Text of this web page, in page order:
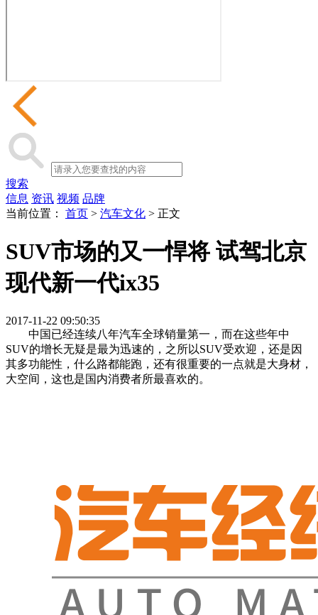
搜索
信息 资讯 视频 品牌
当前位置： 首页 > 汽车文化 > 正文
SUV市场的又一悍将 试驾北京
现代新一代ix35
2017-11-22 09:50:35
中国已经连续八年汽车全球销量第一，而在这些年中
SUV的增长无疑是最为迅速的，之所以SUV受欢迎，还是因
其多功能性，什么路都能跑，还有很重要的一点就是大身材，
大空间，这也是国内消费者所最喜欢的。